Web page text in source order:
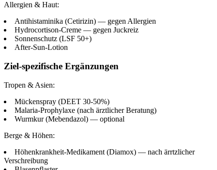
Allergien & Haut:
Antihistaminika (Cetirizin) — gegen Allergien
Hydrocortison-Creme — gegen Juckreiz
Sonnenschutz (LSF 50+)
After-Sun-Lotion
Ziel-spezifische Ergänzungen
Tropen & Asien:
Mückenspray (DEET 30-50%)
Malaria-Prophylaxe (nach ärztlicher Beratung)
Wurmkur (Mebendazol) — optional
Berge & Höhen:
Höhenkrankheit-Medikament (Diamox) — nach ärrtzlicher
Verschreibung